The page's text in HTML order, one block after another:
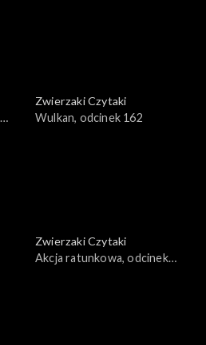
Zwierzaki Czytaki
Wulkan, odcinek 162
Zwierzaki Czytaki
Akcja ratunkowa, odcinek